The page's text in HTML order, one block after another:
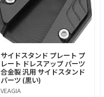
サイドスタンド プレート プ
レート ドレスアップ パーツ
合金製 汎用 サイドスタンド
パーツ (黒い)
VEAGIA